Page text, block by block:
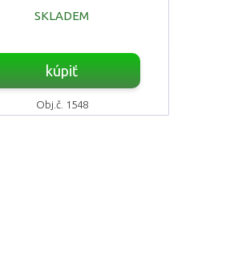
SKLADEM
kúpiť
Obj.č. 1548